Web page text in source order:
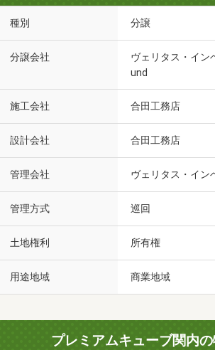
種別 分譲
分譲会社
ヴェリタス・イン
und
施工会社 合田工務店
設計会社 合田工務店
管理会社 ヴェリタス・イン
管理方式 巡回
土地権利 所有権
用途地域 商業地域
プレミアムキューブ関内